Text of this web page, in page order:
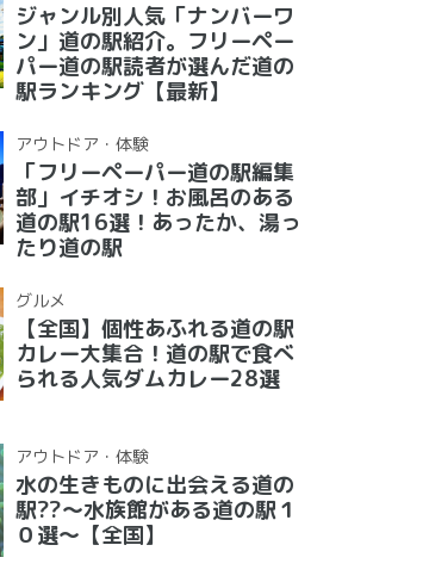
ジャンル別人気「ナンバーワ
ン」道の駅紹介。フリーペー
パー道の駅読者が選んだ道の
駅ランキング【最新】
アウトドア・体験
「フリーペーパー道の駅編集
部」イチオシ！お風呂のある
道の駅16選！あったか、湯っ
たり道の駅
グルメ
【全国】個性あふれる道の駅
カレー大集合！道の駅で食べ
られる人気ダムカレー28選
アウトドア・体験
水の生きものに出会える道の
駅??〜水族館がある道の駅１
０選〜【全国】